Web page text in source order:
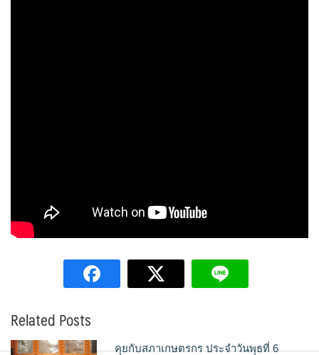
Related Posts
คุยกับสภาเกษตรกร ประจำวันพุธที่ 6